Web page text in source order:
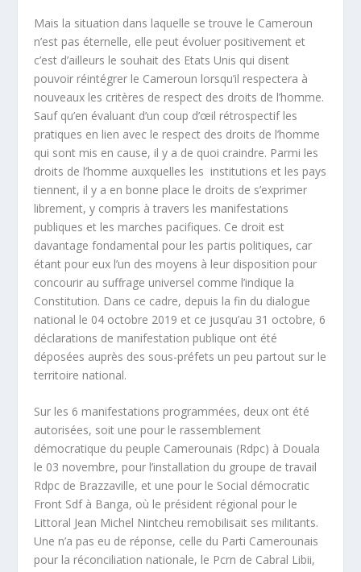
Mais la situation dans laquelle se trouve le Cameroun
n’est pas éternelle, elle peut évoluer positivement et
c’est d’ailleurs le souhait des Etats Unis qui disent
pouvoir réintégrer le Cameroun lorsqu’il respectera à
nouveaux les critères de respect des droits de l’homme.
Sauf qu’en évaluant d’un coup d’œil rétrospectif les
pratiques en lien avec le respect des droits de l’homme
qui sont mis en cause, il y a de quoi craindre. Parmi les
droits de l’homme auxquelles les institutions et les pays
tiennent, il y a en bonne place le droits de s’exprimer
librement, y compris à travers les manifestations
publiques et les marches pacifiques. Ce droit est
davantage fondamental pour les partis politiques, car
étant pour eux l’un des moyens à leur disposition pour
concourir au suffrage universel comme l’indique la
Constitution. Dans ce cadre, depuis la fin du dialogue
national le 04 octobre 2019 et ce jusqu’au 31 octobre, 6
déclarations de manifestation publique ont été
déposées auprès des sous-préfets un peu partout sur le
territoire national.
Sur les 6 manifestations programmées, deux ont été
autorisées, soit une pour le rassemblement
démocratique du peuple Camerounais (Rdpc) à Douala
le 03 novembre, pour l’installation du groupe de travail
Rdpc de Brazzaville, et une pour le Social démocratic
Front Sdf à Banga, où le président régional pour le
Littoral Jean Michel Nintcheu remobilisait ses militants.
Une n’a pas eu de réponse, celle du Parti Camerounais
pour la réconciliation nationale, le Pcrn de Cabral Libii,